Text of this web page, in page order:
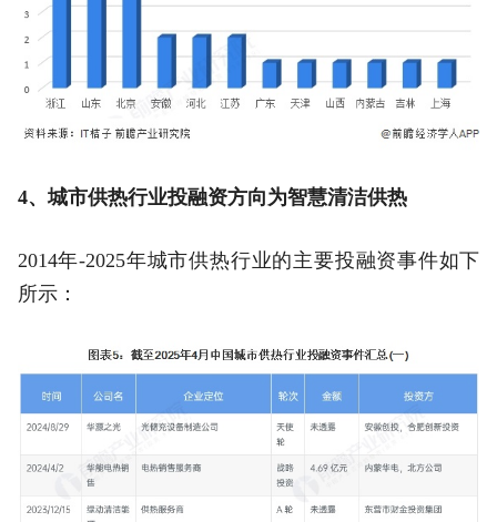
4、城市供热行业投融资方向为智慧清洁供热
2014年-2025年城市供热行业的主要投融资事件如下
所示：